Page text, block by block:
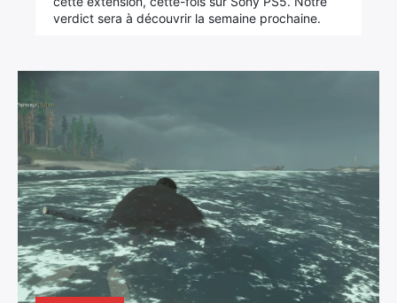
verdict sera à découvrir la semaine prochaine.